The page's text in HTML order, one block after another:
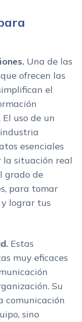
Una de las
ofrecen las
el
uso de un
esenciales
la situación real
grado de
para tomar
lograr tus
Estas
muy eficaces
Su
comunicación
sino